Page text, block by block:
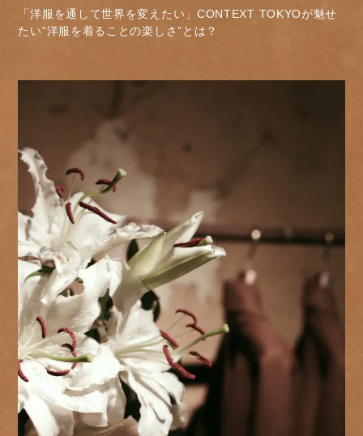
「洋服を通して世界を変えたい」CONTEXT TOKYOが魅せ
たい“洋服を着ることの楽しさ”とは？